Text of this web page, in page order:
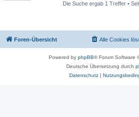
Die Suche ergab 1 Treffer •
Foren-Übersicht Alle Cookies
Powered by phpBB® Forum Software
Deutsche Übersetzung durch
Datenschutz|